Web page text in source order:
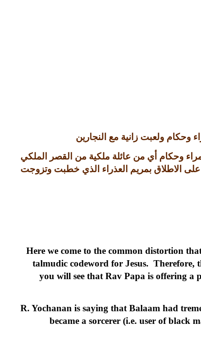
وحكام ولعبت زانية مع النجارين
وحكام أي من عائلة ملكية من القصر الملكي
على الاطلاق بمريم العذراء الذي خطبت وتزوجت
Here we come to the common distortion
talmudic codeword for Jesus. Therefore,
you will see that Rav Papa is offering a
R. Yochanan is saying that Balaam had
became a sorcerer (i.e. user of black